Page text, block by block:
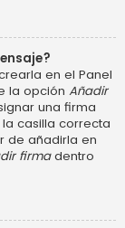
en el Panel
la opción Añadir
una firma
casilla correcta
de añadirla en
firmadentro